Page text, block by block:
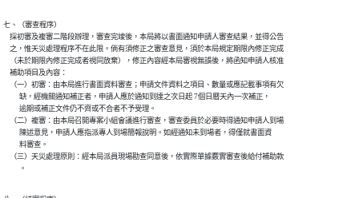
七、（審查程序）
    採初審及複審二階段辦理，審查完竣後，本局將以書面通知申請人審查結果，並得公告
    之，惟天災處理程序不在此限。倘有須修正之審查意見，須於本局規定期限內修正完成
    （未於期限內修正完成者視同放棄），修正內容經本局審視無誤後，將函知申請人核准
    補助項目及內容：
    （一）初審：由本局進行書面資料審查；申請文件資料之項目、數量或應記載事項有欠
          缺，經機關通知補正者，申請人應於通知到達之次日起 7個日曆天內一次補正，
          逾期或補正文件仍不齊或不合者不予受理。
    （二）複審：由本局召開專案小組會議進行審查，審查委員於必要時得通知申請人到場
          陳述意見，申請人應指派專人到場簡報說明。如經通知未到場者，得僅就書面資
          料審查。
    （三）天災處理原則：經本局派員現場勘查同意後，依實際單據覈實審查後給付補助款
          。